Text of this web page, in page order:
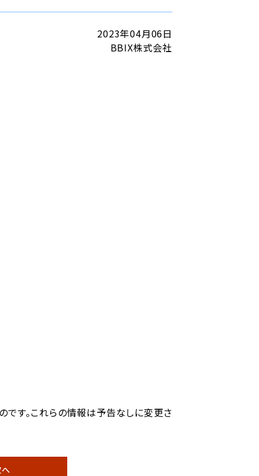
2023年04月06日
BBIX株式会社
です。これらの情報は予告なしに変更さ